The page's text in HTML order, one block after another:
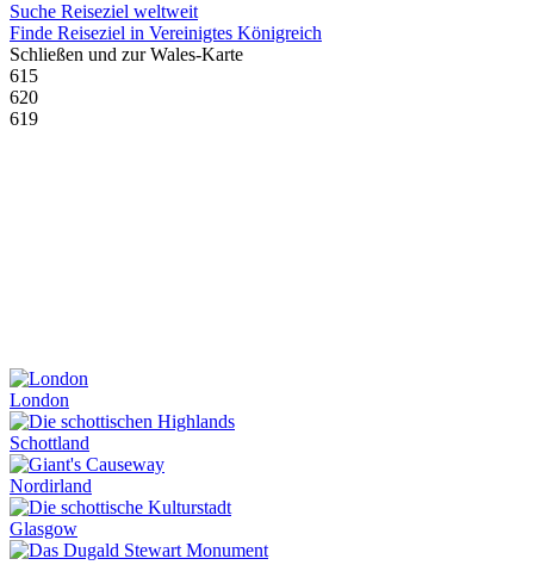
Suche Reiseziel weltweit
Finde Reiseziel in Vereinigtes Königreich
Schließen und zur Wales-Karte
615
620
619
London
Schottland
Nordirland
Glasgow